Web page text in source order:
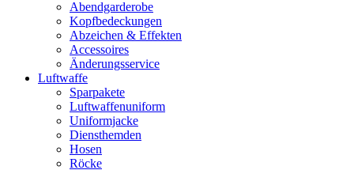
Abendgarderobe
Kopfbedeckungen
Abzeichen & Effekten
Accessoires
Änderungsservice
Luftwaffe
Sparpakete
Luftwaffenuniform
Uniformjacke
Diensthemden
Hosen
Röcke